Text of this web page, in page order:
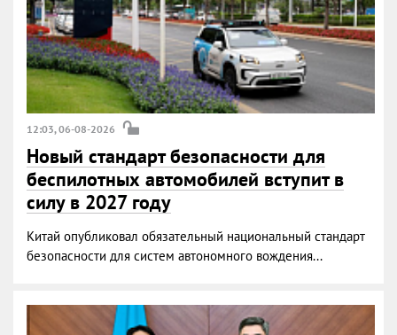
12:03, 06-08-2026
Новый стандарт безопасности для
беспилотных автомобилей вступит в
силу в 2027 году
Китай опубликовал обязательный национальный стандарт
безопасности для систем автономного вождения...